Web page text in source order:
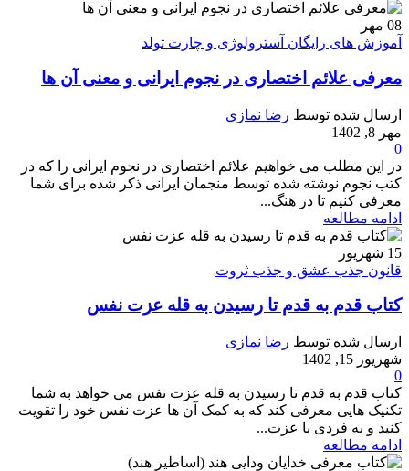
08 مهر
آموزش های رایگان آسترولوژی و چارت تولد
معرفی علائم اختصاری در نجوم ایرانی و معنی آن ها
ارسال شده توسط رضا نمازی
مهر 8, 1402
0
در این مطلب می خواهیم علائم اختصاری در نجوم ایرانی را که در
کتب نجوم نوشته شده توسط منجمان ایرانی ذکر شده برای شما
معرفی کنیم تا در هنگ...
ادامه مطالعه
15 شهریور
قانون جذب عشق و جذب ثروت
کتاب قدم به قدم تا رسیدن به قله عزت نفس
ارسال شده توسط رضا نمازی
شهریور 15, 1402
0
کتاب قدم به قدم تا رسیدن به قله عزت نفس می خواهد به شما
تکنیک هایی معرفی کند که به کمک آن ها عزت نفس خود را تقویت
کنید و به فردی با عزت...
ادامه مطالعه